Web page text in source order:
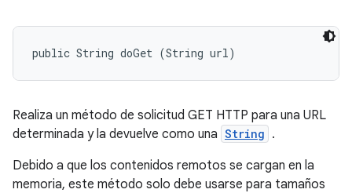
public String doGet (String url)
Realiza un método de solicitud GET HTTP para una URL
determinada y la devuelve como una String .
Debido a que los contenidos remotos se cargan en la
memoria, este método solo debe usarse para tamaños